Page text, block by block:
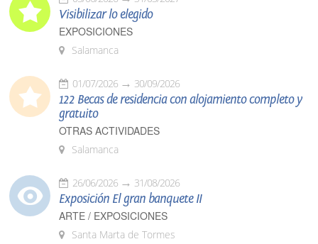
Visibilizar lo elegido
EXPOSICIONES
Salamanca
01/07/2026 30/09/2026
122 Becas de residencia con alojamiento completo y
gratuito
OTRAS ACTIVIDADES
Salamanca
26/06/2026 31/08/2026
Exposición El gran banquete II
ARTE / EXPOSICIONES
Santa Marta de Tormes